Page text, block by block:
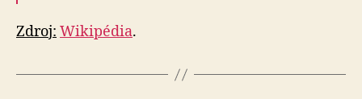
Zdroj: Wikipédia.